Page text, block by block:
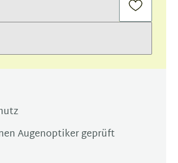
Augenoptiker geprüft